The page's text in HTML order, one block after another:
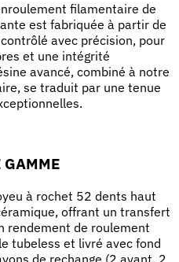
filamentaire de
est fabriquée à partir de
avec précision, pour
et une intégrité
avancé, combiné à notre
se traduit par une tenue
GAMME
à rochet 52 dents haut
offrant un transfert
rendement de roulement
tubeless et livré avec fond
de rechange (2 avant, 2